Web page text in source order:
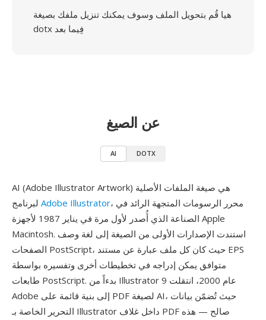
هيا قُم بتحويل الملف وسوف يمكنك تنزيل ملفك بصيغة
dotx فِيما بعد
عن الصيغ
AI DOTX
AI (Adobe Illustrator Artwork) هي صيغة الملفات الأصلية
Adobe Illustrator، محرر الرسومات المتجهة الرائد في
الصناعة الذي أُصدر لأول مرة في يناير 1987 لأجهزة Apple
Macintosh. استندت الإصدارات الأولى من الصيغة إلى لغة وصف
الصفحات PostScript، حيث كان كل ملف عبارة عن مستند EPS
متوافق يمكن إدراجه في تخطيطات أخرى وتفسيره بواسطة
طابعات PostScript. بدءاً من Illustrator 9 عام 2000، انتقلت
Adobe إلى بنية قائمة على PDF لصيغة AI، حيث تُضمّن بيانات
التحرير الخاصة بـ Illustrator داخل غلاف PDF صالح — هذه